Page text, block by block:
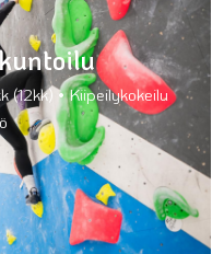
• Kiipeilykokeilu